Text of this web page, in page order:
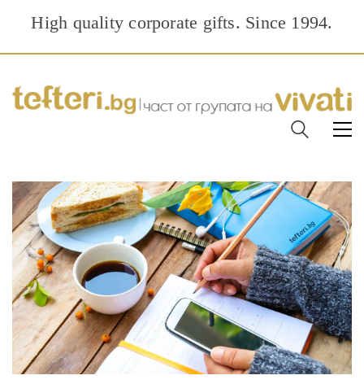
High quality corporate gifts. Since 1994.